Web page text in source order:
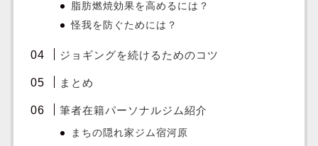
脂肪燃焼効果を高めるには？
怪我を防ぐためには？
ジョギングを続けるためのコツ
まとめ
筆者在籍パーソナルジム紹介
まちの隠れ家ジム宿河原